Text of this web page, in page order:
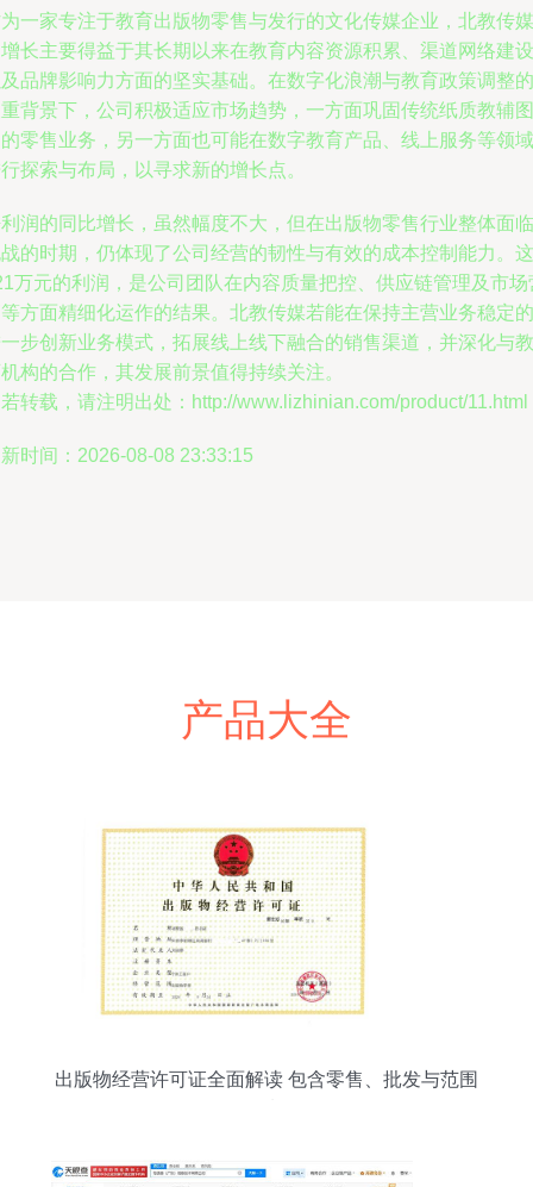
一家专注于教育出版物零售与发行的文化传媒企业，北教传媒
长主要得益于其长期以来在教育内容资源积累、渠道网络建设
品牌影响力方面的坚实基础。在数字化浪潮与教育政策调整的
背景下，公司积极适应市场趋势，一方面巩固传统纸质教辅图
零售业务，另一方面也可能在数字教育产品、线上服务等领域
探索与布局，以寻求新的增长点。
润的同比增长，虽然幅度不大，但在出版物零售行业整体面临
的时期，仍体现了公司经营的韧性与有效的成本控制能力。这
万元的利润，是公司团队在内容质量把控、供应链管理及市场
方面精细化运作的结果。北教传媒若能在保持主营业务稳定的
步创新业务模式，拓展线上线下融合的销售渠道，并深化与教
构的合作，其发展前景值得持续关注。
转载，请注明出处：http://www.lizhinian.com/product/11.html
时间：2026-08-08 23:33:15
产品大全
出版物经营许可证全面解读 包含零售、批发与范围